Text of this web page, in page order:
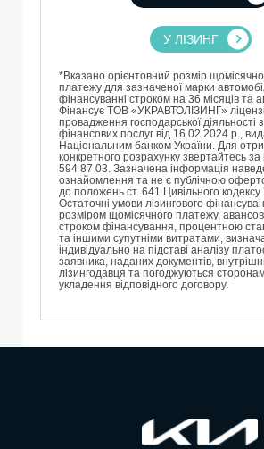
У ЛІЗИНГ
*Вказано орієнтовний розмір
платежу для зазначеної марки
фінансуванні строком на 36 місяців та
Фінансує TОВ «УКРАВТОЛІЗИНГ»
провадження господарської діяльності
фінансових послуг від 16.02.2024 р.,
Національним банком України. Для
конкретного розрахунку звертайтесь
594 87 03. Зазначена інформація
ознайомлення та не є публічною
до положень ст. 641 Цивільного кодексу
Остаточні умови лізингового
розміром щомісячного платежу,
строком фінансування, процентною
та іншими супутніми витратами,
індивідуально на підставі аналізу
заявника, наданих документів,
лізингодавця та погоджуються
укладення відповідного договору.